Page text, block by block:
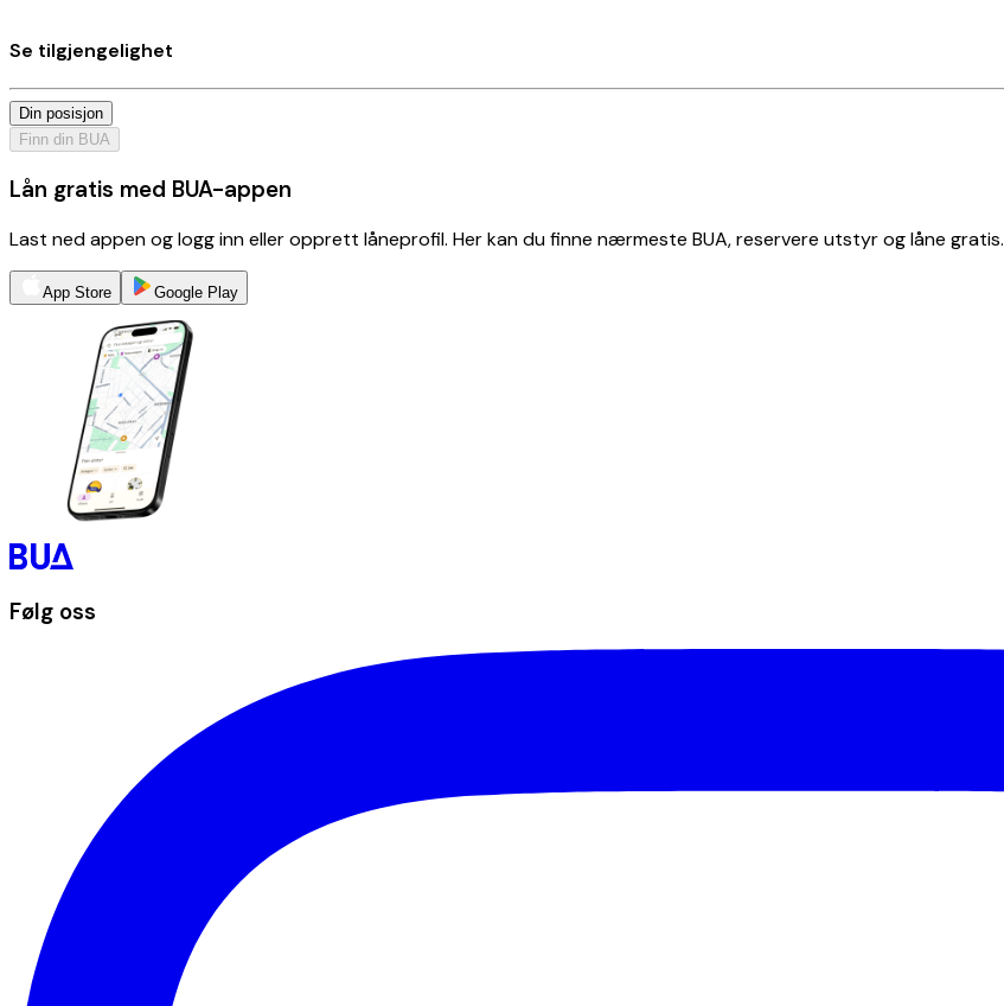
Se tilgjengelighet
Din posisjon
Finn din BUA
Lån gratis med BUA-appen
Last ned appen og logg inn eller opprett låneprofil. Her kan du finne nærmeste BUA, reservere utstyr og låne gratis.
App Store Google Play
Følg oss